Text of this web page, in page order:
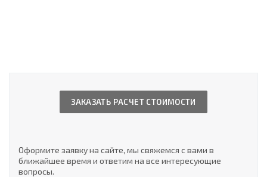
ЗАКАЗАТЬ РАСЧЕТ СТОИМОСТИ
Оформите заявку на сайте, мы свяжемся с вами в
ближайшее время и ответим на все интересующие
вопросы.